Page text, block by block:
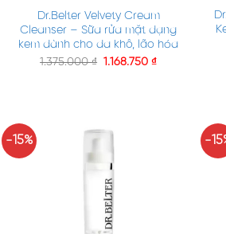
Dr.Belter Velvety Cream
Cleanser – Sữa rửa mặt dạng
kem dành cho da khô, lão hóa
1.375.000₫ 1.168.750₫
-15% -